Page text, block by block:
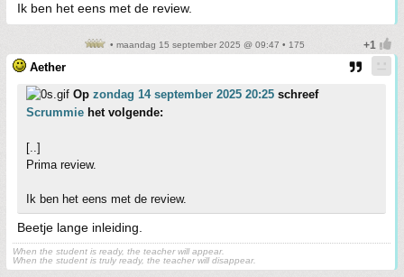
Ik ben het eens met de review.
• maandag 15 september 2025 @ 09:47 • 175
Aether
Op zondag 14 september 2025 20:25 schreef
Scrummie het volgende:
[..]
Prima review.
Ik ben het eens met de review.
Beetje lange inleiding.
When the student is ready, the teacher will appear.
When the student is truly ready, the teacher will disappear.